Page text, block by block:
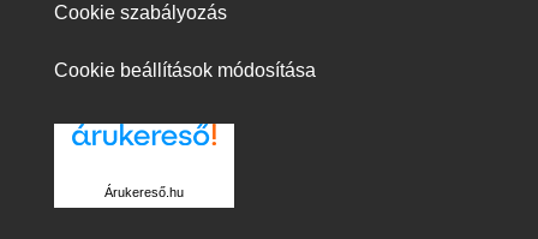
Cookie szabályozás
Cookie beállítások módosítása
Árukereső.hu